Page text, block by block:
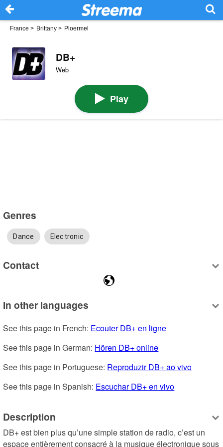
France > Brittany > Ploermel
DB+
Web
Play
Genres
Dance Electronic
Contact
In other languages
See this page in French: Ecouter DB+ en ligne
See this page in German: Hören DB+ online
See this page in Portuguese: Reproduzir DB+ ao vivo
See this page in Spanish: Escuchar DB+ en vivo
Description
DB+ est bien plus qu’une simple station de radio, c’est un
espace entièrement consacré à la musique électronique sous